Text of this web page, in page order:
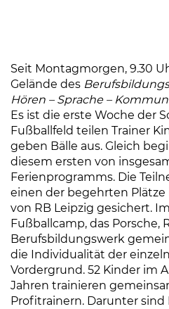
Seit Montagmorgen, 9.30
Gelände des
Hören – Sprache –
Es ist die erste Woche der
Fußballfeld teilen Trainer
geben Bälle aus. Gleich
diesem ersten von
Ferienprogramms. Die
einen der begehrten Plätze
von RB Leipzig gesichert.
Fußballcamp, das Porsche,
Berufsbildungswerk
die Individualität der
Vordergrund. 52 Kinder im
Jahren trainieren
Profitrainern. Darunter